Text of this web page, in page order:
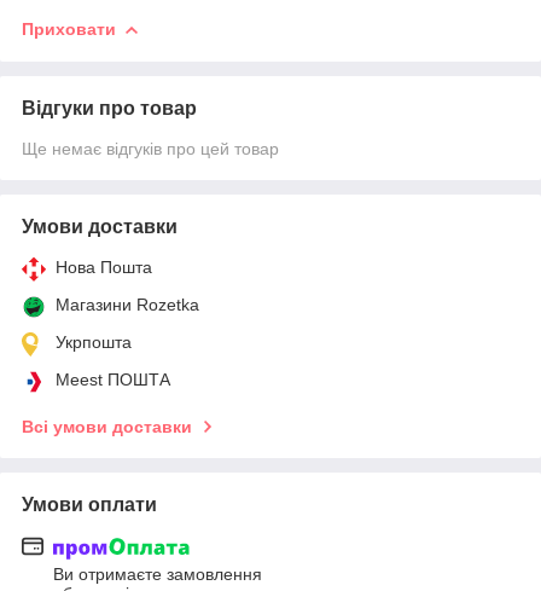
Приховати
Відгуки про товар
Ще немає відгуків про цей товар
Умови доставки
Нова Пошта
Магазини Rozetka
Укрпошта
Meest ПОШТА
Всі умови доставки
Умови оплати
Ви отримаєте замовлення